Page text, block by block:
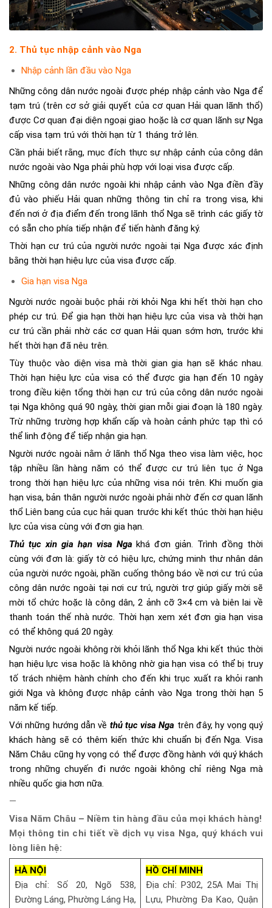
2. Thủ tục nhập cảnh vào Nga
Nhập cảnh lần đầu vào Nga
Những công dân nước ngoài được phép nhập cảnh vào Nga để
tạm trú (trên cơ sở giải quyết của cơ quan Hải quan lãnh thổ)
được Cơ quan đại diện ngoại giao hoặc là cơ quan lãnh sự Nga
cấp visa tạm trú với thời hạn từ 1 tháng trở lên.
Cần phải biết rằng, mục đích thực sự nhập cảnh của công dân
nước ngoài vào Nga phải phù hợp với loại visa được cấp.
Những công dân nước ngoài khi nhập cảnh vào Nga điền đầy
đủ vào phiếu Hải quan những thông tin chỉ ra trong visa, khi
đến nơi ở địa điểm đến trong lãnh thổ Nga sẽ trình các giấy tờ
có sẵn cho phía tiếp nhận để tiến hành đăng ký.
Thời hạn cư trú của người nước ngoài tại Nga được xác định
bằng thời hạn hiệu lực của visa được cấp.
Gia hạn visa Nga
Người nước ngoài buộc phải rời khỏi Nga khi hết thời hạn cho
phép cư trú. Để gia hạn thời hạn hiệu lực của visa và thời hạn
cư trú cần phải nhờ các cơ quan Hải quan sớm hơn, trước khi
hết thời hạn đã nêu trên.
Tùy thuộc vào diện visa mà thời gian gia hạn sẽ khác nhau.
Thời hạn hiệu lực của visa có thể được gia hạn đến 10 ngày
trong điều kiện tổng thời hạn cư trú của công dân nước ngoài
tại Nga không quá 90 ngày, thời gian mỗi giai đoạn là 180 ngày.
Trừ những trường hợp khẩn cấp và hoàn cảnh phức tạp thì có
thể linh động để tiếp nhận gia hạn.
Người nước ngoài nằm ở lãnh thổ Nga theo visa làm việc, học
tập nhiều lần hàng năm có thể được cư trú liên tục ở Nga
trong thời hạn hiệu lực của những visa nói trên. Khi muốn gia
hạn visa, bản thân người nước ngoài phải nhờ đến cơ quan lãnh
thổ Liên bang của cục hải quan trước khi kết thúc thời hạn hiệu
lực của visa cùng với đơn gia hạn.
Thủ tục xin gia hạn visa Ngakhá đơn giản. Trình đồng thời
cùng với đơn là: giấy tờ có hiệu lực, chứng minh thư nhân dân
của người nước ngoài, phần cuống thông báo về nơi cư trú của
công dân nước ngoài tại nơi cư trú, người trợ giúp giấy mời sẽ
mời tổ chức hoặc là công dân, 2 ảnh cỡ 3×4 cm và biên lai về
thanh toán thế nhà nước. Thời hạn xem xét đơn gia hạn visa
có thể không quá 20 ngày.
Người nước ngoài không rời khỏi lãnh thổ Nga khi kết thúc thời
hạn hiệu lực visa hoặc là không nhờ gia hạn visa có thể bị truy
tố trách nhiệm hành chính cho đến khi trục xuất ra khỏi ranh
giới Nga và không được nhập cảnh vào Nga trong thời hạn 5
năm kế tiếp.
Với những hướng dẫn về thủ tục visa Nga trên đây, hy vọng quý
khách hàng sẽ có thêm kiến thức khi chuẩn bị đến Nga. Visa
Năm Châu cũng hy vọng có thể được đồng hành với quý khách
trong những chuyến đi nước ngoài không chỉ riêng Nga mà
nhiều quốc gia hơn nữa.
—
Visa Năm Châu – Niềm tin hàng đầu của mọi khách hàng!
Mọi thông tin chi tiết về dịch vụ visa Nga, quý khách vui
lòng liên hệ:
HÀ NỘI
Địa chỉ: Số 20, Ngõ 538,
Đường Láng, Phường Láng Hạ,
HỒ CHÍ MINH
Địa chỉ: P302, 25A Mai Thị
Lựu, Phường Đa Kao, Quận